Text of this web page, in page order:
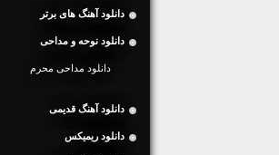
دانلود آهنگ های برتر
دانلود نوحه و مداحی
دانلود مداحی محرم
دانلود آهنگ قدیمی
دانلود ریمیکس